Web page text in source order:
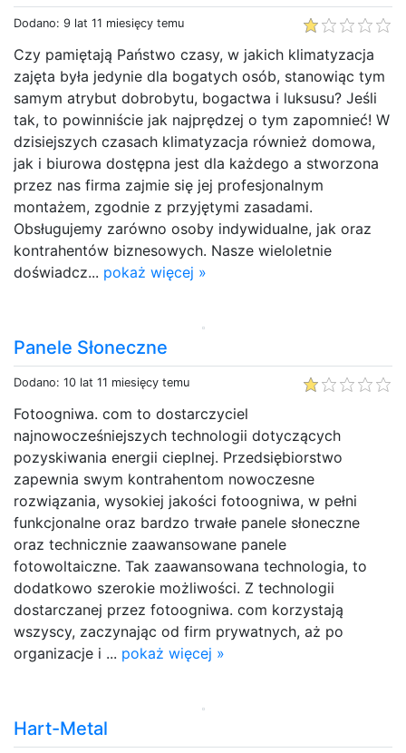
Dodano: 9 lat 11 miesięcy temu
Czy pamiętają Państwo czasy, w jakich klimatyzacja
zajęta była jedynie dla bogatych osób, stanowiąc tym
samym atrybut dobrobytu, bogactwa i luksusu? Jeśli
tak, to powinniście jak najprędzej o tym zapomnieć! W
dzisiejszych czasach klimatyzacja również domowa,
jak i biurowa dostępna jest dla każdego a stworzona
przez nas firma zajmie się jej profesjonalnym
montażem, zgodnie z przyjętymi zasadami.
Obsługujemy zarówno osoby indywidualne, jak oraz
kontrahentów biznesowych. Nasze wieloletnie
doświadcz... pokaż więcej »
Panele Słoneczne
Dodano: 10 lat 11 miesięcy temu
Fotoogniwa. com to dostarczyciel
najnowocześniejszych technologii dotyczących
pozyskiwania energii cieplnej. Przedsiębiorstwo
zapewnia swym kontrahentom nowoczesne
rozwiązania, wysokiej jakości fotoogniwa, w pełni
funkcjonalne oraz bardzo trwałe panele słoneczne
oraz technicznie zaawansowane panele
fotowoltaiczne. Tak zaawansowana technologia, to
dodatkowo szerokie możliwości. Z technologii
dostarczanej przez fotoogniwa. com korzystają
wszyscy, zaczynając od firm prywatnych, aż po
organizacje i ... pokaż więcej »
Hart-Metal